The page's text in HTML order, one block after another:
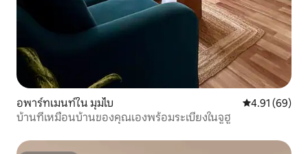
อพาร์ทเมนท์ใน มุมไบ คะแนนเฉลี่ย
4.91 (69)
บ้านที่เหมือนบ้านของคุณเองพร้อมระเบียงในจูฮู